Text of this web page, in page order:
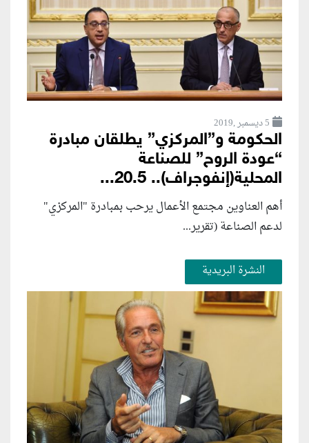
5 ديسمبر ,2019
الحكومة و”المركزي” يطلقان مبادرة
“عودة الروح” للصناعة
المحلية(إنفوجراف).. 20.5...
أهم العناوين مجتمع الأعمال يرحب بمبادرة "المركزي"
لدعم الصناعة (تقرير...
النشرة البريدية